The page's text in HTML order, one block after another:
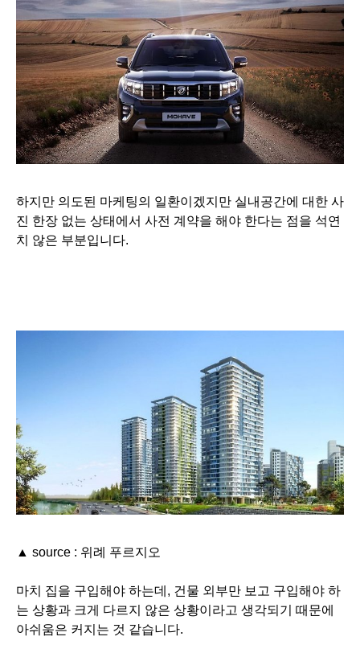
하지만 의도된 마케팅의 일환이겠지만 실내공간에 대한 사
진 한장 없는 상태에서 사전 계약을 해야 한다는 점을 석연
치 않은 부분입니다.
▲ source : 위례 푸르지오
마치 집을 구입해야 하는데, 건물 외부만 보고 구입해야 하
는 상황과 크게 다르지 않은 상황이라고 생각되기 때문에
아쉬움은 커지는 것 같습니다.